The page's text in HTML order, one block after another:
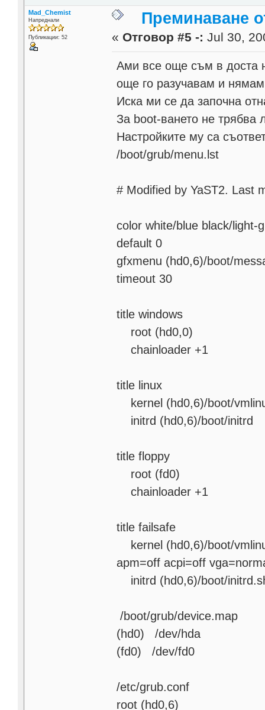
Mad_Chemist
Напреднали
Публикации: 52
Преминаване
« Отговор #5 -: Jul 30,
Ами все още съм в доста
още го разучавам и
Иска ми се да започна
За boot-ването не трябва
Настройките му са
/boot/grub/menu.lst
# Modified by YaST2. Last
color white/blue black/light-
default 0
gfxmenu (hd0,6)/boot/
timeout 30
title windows
root (hd0,0)
chainloader +1
title linux
kernel (hd0,6)/boot/
initrd (hd0,6)/boot/initrd
title floppy
root (fd0)
chainloader +1
title failsafe
kernel (hd0,6)/boot/
apm=off acpi=off
initrd (hd0,6)/boot/
/boot/grub/device.map
(hd0) /dev/hda
(fd0) /dev/fd0
/etc/grub.conf
root (hd0,6)